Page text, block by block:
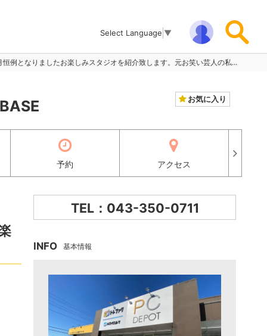
Select Language ▼
例となりましたお楽しみスタジオを紹介致します。元お笑い芸人の私...
お気に入り
予約 アクセス
TEL：043-350-0711
INFO 基本情報